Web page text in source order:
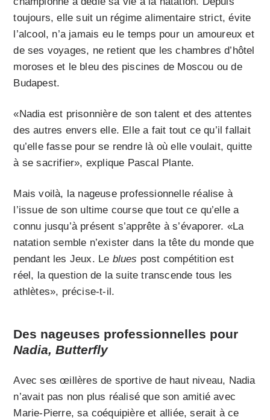
toujours, elle suit un régime alimentaire strict, évite
l’alcool, n’a jamais eu le temps pour un amoureux et
de ses voyages, ne retient que les chambres d’hôtel
moroses et le bleu des piscines de Moscou ou de
Budapest.
«Nadia est prisonnière de son talent et des attentes
des autres envers elle. Elle a fait tout ce qu’il fallait
qu’elle fasse pour se rendre là où elle voulait, quitte
à se sacrifier», explique Pascal Plante.
Mais voilà, la nageuse professionnelle réalise à
l’issue de son ultime course que tout ce qu’elle a
connu jusqu’à présent s’apprête à s’évaporer. «La
natation semble n’exister dans la tête du monde que
pendant les Jeux. Le blues post compétition est
réel, la question de la suite transcende tous les
athlètes», précise-t-il.
Des nageuses professionnelles pour
Nadia, Butterfly
Avec ses œillères de sportive de haut niveau, Nadia
n’avait pas non plus réalisé que son amitié avec
Marie-Pierre, sa coéquipière et alliée, serait à ce